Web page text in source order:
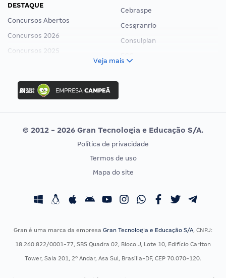
DESTAQUE
Concursos Abertos
Concursos 2026
Concursos 2025
Concurso Ibama
Concurso MPU
Editais publicados
Cebraspe
Cesgranrio
Consulplan
Vunesp
CONCURSOS POR PROFISSÃO
Concursos Fiscais
EXAME DE ORDEM
Calendário OAB
Veja mais
© 2012 - 2026 Gran Tecnologia e Educação S/A.
Política de privacidade
Termos de uso
Mapa do site
Gran é uma marca da empresa Gran Tecnologia e Educação S/A, CNPJ:
18.260.822/0001-77, SBS Quadra 02, Bloco J, Lote 10, Edifício Carlton
Tower, Sala 201, 2º Andar, Asa Sul, Brasília-DF, CEP 70.070-120.